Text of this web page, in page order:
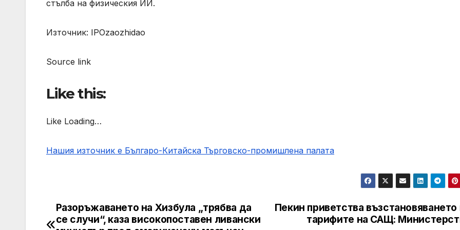
стълба на физическия ИИ.
Източник: IPOzaozhidao
Source link
Like this:
Like Loading…
Нашия източник е Българо-Китайска Търговско-промишлена палaта
Post
Пекин приветства възстановяването
тарифите на САЩ:
Разоръжаването на Хизбула „трябва да
се случи“, каза високопоставен ливански